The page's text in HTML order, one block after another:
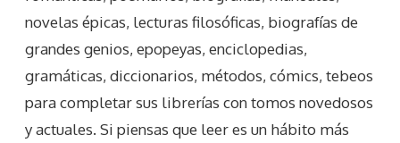
novelas épicas, lecturas filosóficas, biografías de
grandes genios, epopeyas, enciclopedias,
gramáticas, diccionarios, métodos, cómics, tebeos
para completar sus librerías con tomos novedosos
y actuales. Si piensas que leer es un hábito más